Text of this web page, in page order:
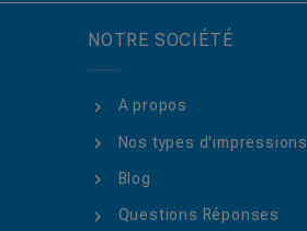
NOTRE SOCIÉTÉ
A propos
Nos types d'impressions
Blog
Questions Réponses